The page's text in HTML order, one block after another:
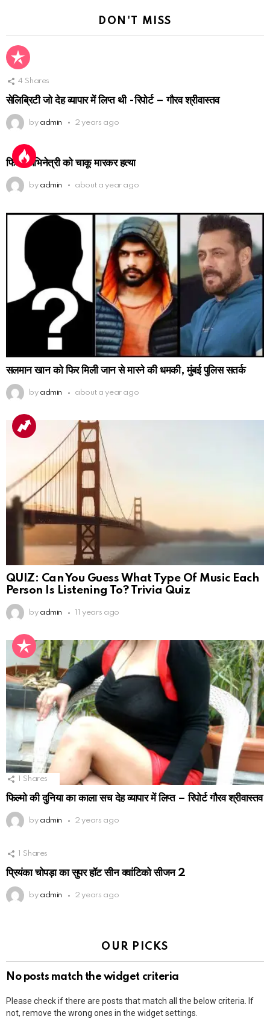
DON'T MISS
4 Shares
सेलिब्रिटी जो देह व्यापार में लिप्त थी -रिपोर्ट – गौरव श्रीवास्तव
by admin 2 years ago
फिल्म अभिनेत्री को चाकू मारकर हत्या
by admin about a year ago
सलमान खान को फिर मिली जान से मारने की धमकी, मुंबई पुलिस सतर्क
by admin about a year ago
QUIZ: Can You Guess What Type Of Music Each
Person Is Listening To? Trivia Quiz
by admin 11 years ago
Shares
फिल्मो की दुनिया का काला सच देह व्यापार में लिप्त – रिपोर्ट गौरव श्रीवास्तव
by admin 2 years ago
Shares
प्रियंका चोपड़ा का सुपर हॉट सीन क्वांटिको सीजन 2
by admin 2 years ago
OUR PICKS
No posts match the widget criteria
Please check if there are posts that match all the below criteria. If
not, remove the wrong ones in the widget settings.